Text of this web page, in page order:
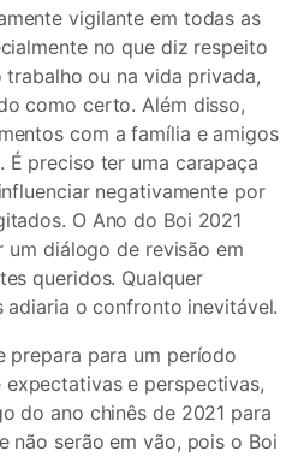
vigilante em todas as
no que diz respeito
trabalho ou na vida privada,
como certo. Além disso,
com a família e amigos
É preciso ter uma carapaça
negativamente por
O Ano do Boi 2021
um diálogo de revisão em
queridos. Qualquer
o confronto inevitável.
prepara para um período
e perspectivas,
do ano chinês de 2021 para
não serão em vão, pois o Boi